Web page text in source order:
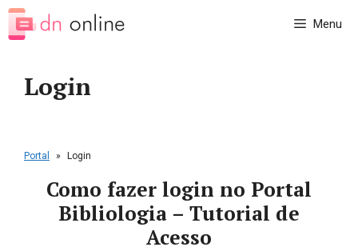
Pular
para
Menu
Login
Portal » Login
Como fazer login no Portal
Bibliologia – Tutorial de
Acesso